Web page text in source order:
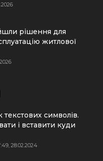
рішення для
житлової
символів.
і вставити куди
28.02.2024